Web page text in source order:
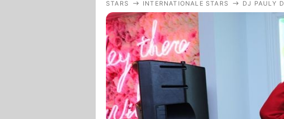
STARS INTERNATIONALE STARS DJ PAULY D